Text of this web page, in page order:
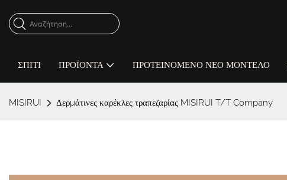
ΣΠΊΤΙ ΠΡΟΪΌΝΤΑ ΠΡΟΤΕΙΝΌΜΕΝΟ ΝΈΟ ΜΟΝΤΈΛΟ
MISIRUI Δερμάτινες καρέκλες τραπεζαρίας MISIRUI T/T Company